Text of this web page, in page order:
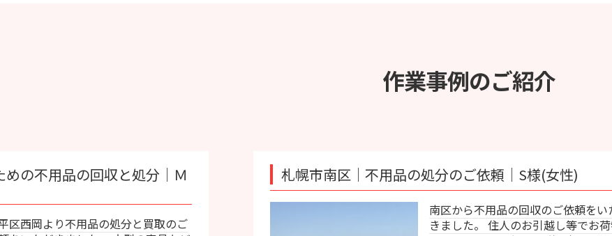
作業事例のご紹介
と処分｜Ｍ
分と買取のご
札幌市南区｜不用品の処分のご依頼｜S様(女性)
南区から不用品の回収のご依頼をいただ
きました。 住人のお引越し等でお荷物が